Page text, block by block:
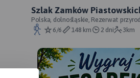
Szlak Zamków
oficjalny przebieg
Polska, dolnośląskie, Rezerwat
Choina, Zagórze Śląskie, powiat
6/6 148 km 2 dni 3km